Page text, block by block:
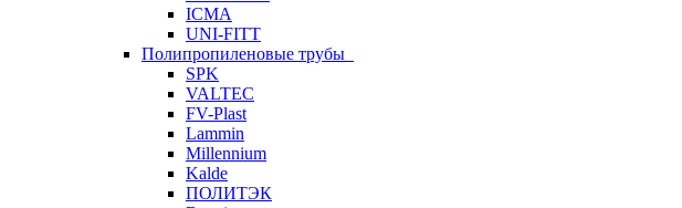
ICMA
UNI-FITT
Полипропиленовые трубы
SPK
VALTEC
FV-Plast
Lammin
Millennium
Kalde
ПОЛИТЭК